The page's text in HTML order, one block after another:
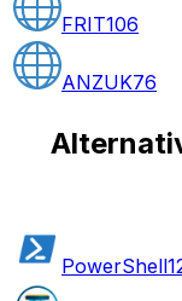
FRIT106
ANZUK76
PowerShell